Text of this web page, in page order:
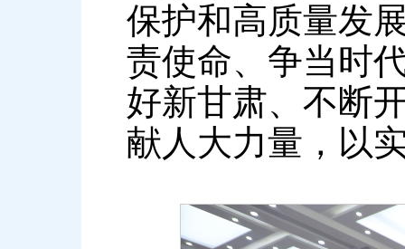
保护和高质量发
责使命、争当时
好新甘肃、不断
献人大力量，以